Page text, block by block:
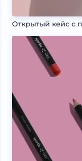
Открытый кейс с